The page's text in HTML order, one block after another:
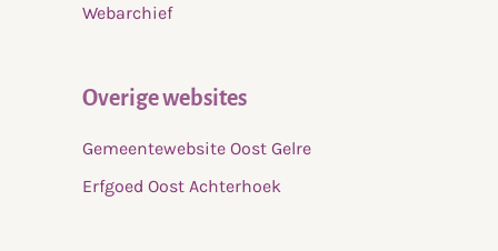
Webarchief
Overige websites
Gemeentewebsite Oost Gelre
Erfgoed Oost Achterhoek